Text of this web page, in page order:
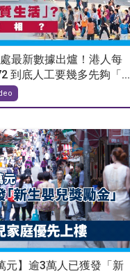
最新數據出爐！港人每
到底人工要幾多先夠「...
元】逾3萬人已獲發「新